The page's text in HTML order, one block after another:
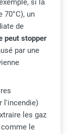
si la
70°C), un
de
peut stopper
par une
l'incendie)
les gaz
le